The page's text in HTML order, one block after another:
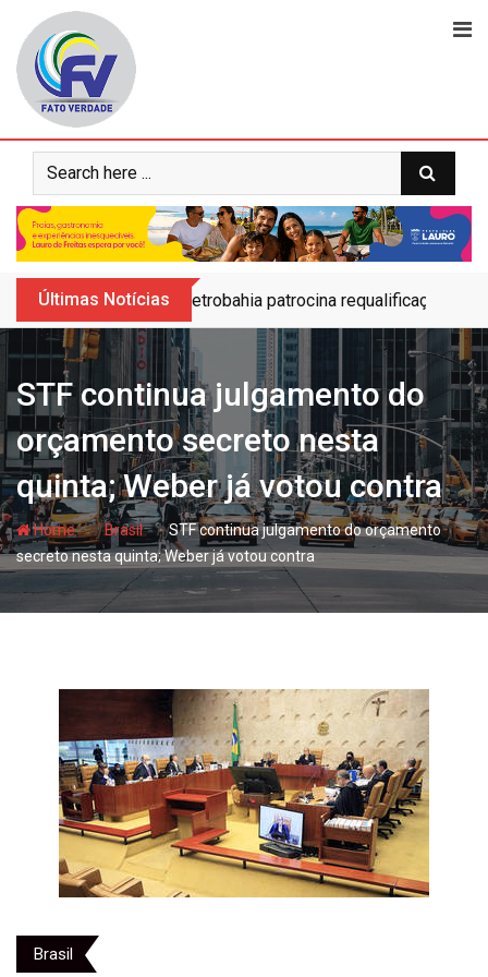
content
Últimas Notícias Petrobahia patrocina requalificação do
STF continua julgamento do
orçamento secreto nesta
quinta; Weber já votou contra
Home- hjBrasil- hjSTF continua julgamento do orçamento
secreto nesta quinta; Weber já votou contra
Brasil